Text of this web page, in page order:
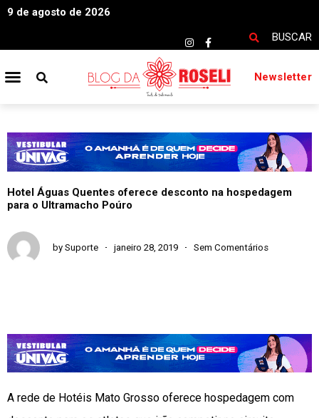
9 de agosto de 2026
BUSCAR
Newsletter
Hotel Águas Quentes oferece desconto na hospedagem
para o Ultramacho Poúro
by Suporte janeiro 28, 2019 Sem Comentários
A rede de Hotéis Mato Grosso oferece hospedagem com